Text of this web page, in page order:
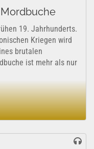
19. Jahrhunderts.
Kriegen wird
brutalen
ist mehr als nur